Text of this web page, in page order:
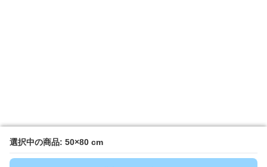
選択中の商品: 50×80 cm
選択中の商品: 50×80 cm